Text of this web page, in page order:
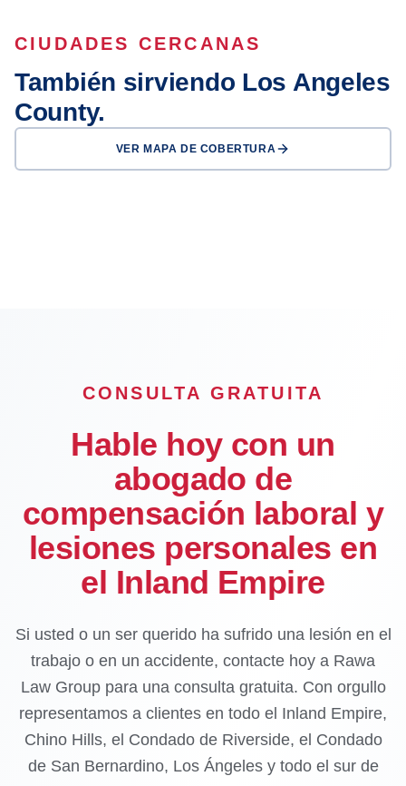
CIUDADES CERCANAS
También sirviendo Los Angeles
County.
VER MAPA DE COBERTURA
CONSULTA GRATUITA
Hable hoy con un
abogado de
compensación laboral y
lesiones personales en
el Inland Empire
Si usted o un ser querido ha sufrido una lesión en el
trabajo o en un accidente, contacte hoy a Rawa
Law Group para una consulta gratuita. Con orgullo
representamos a clientes en todo el Inland Empire,
Chino Hills, el Condado de Riverside, el Condado
de San Bernardino, Los Ángeles y todo el sur de